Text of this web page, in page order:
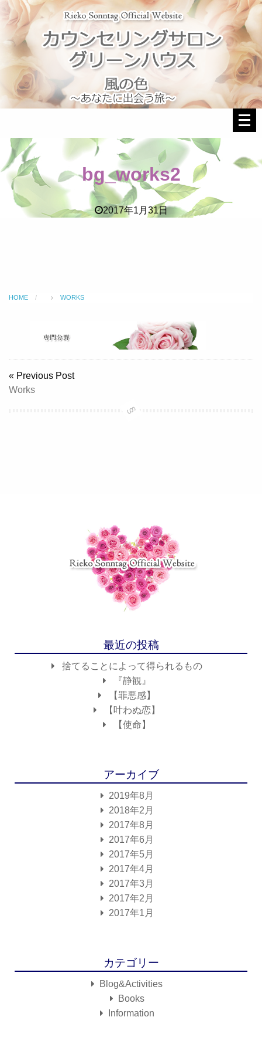
メ
ニ
ー
を
bg_works2
2017年1月31日
HOME WORKS
« Previous Post
Works
最近の投稿
捨てることによって得られるもの
『静観』
【罪悪感】
【叶わぬ恋】
【使命】
アーカイブ
2019年8月
2018年2月
2017年8月
2017年6月
2017年5月
2017年4月
2017年3月
2017年2月
2017年1月
カテゴリー
Blog&Activities
Books
Information